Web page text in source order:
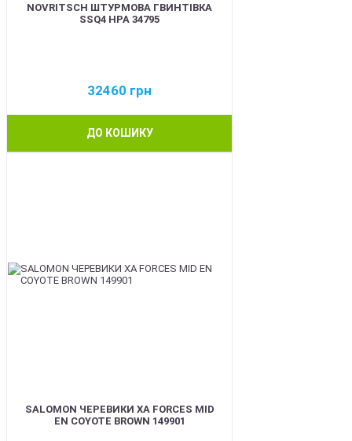
NOVRITSCH ШТУРМОВА ГВИНТІВКА
SSQ4 HPA 34795
32460 грн
ДО КОШИКУ
SALOMON ЧЕРЕВИКИ XA FORCES MID
EN COYOTE BROWN 149901